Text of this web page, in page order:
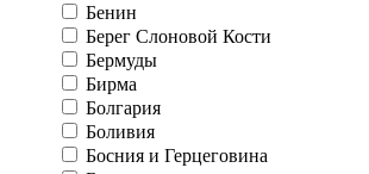
Бенин
Берег Слоновой Кости
Бермуды
Бирма
Болгария
Боливия
Босния и Герцеговина